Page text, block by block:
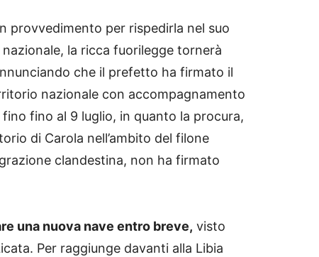
provvedimento per rispedirla nel suo
la ricca fuorilegge tornerà
che il prefetto ha firmato il
nazionale con accompagnamento
fino al 9 luglio, in quanto la procura,
di Carola nell’ambito del filone
clandestina, non ha firmato
una nuova nave entro breve, visto
Per raggiunge davanti alla Libia